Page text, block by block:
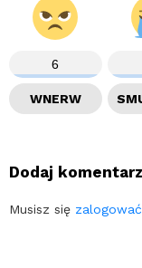
6
WNERW
Dodaj komentarz
Musisz się zalogować